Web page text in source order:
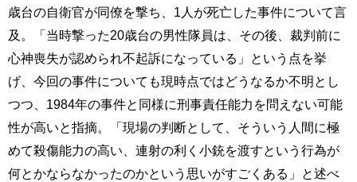
歳台の自衛官が同僚を撃ち、1人が死亡した事件について言
及。「当時撃った20歳台の男性隊員は、その後、裁判前に
心神喪失が認められ不起訴になっている」という点を挙
げ、今回の事件についても現時点ではどうなるか不明とし
つつ、1984年の事件と同様に刑事責任能力を問えない可能
性が高いと指摘。「現場の判断として、そういう人間に極
めて殺傷能力の高い、連射の利く小銃を渡すという行為が
何とかならなかったのかという思いがすごくある」と述べ